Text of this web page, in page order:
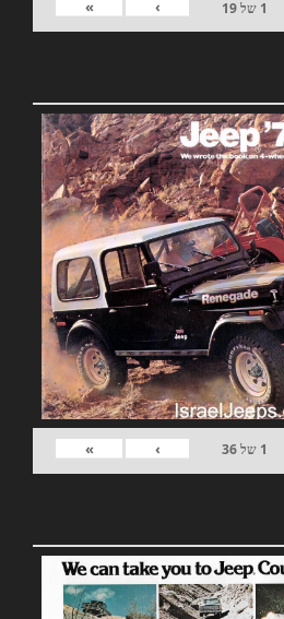
1 של19
›
»
1 של36
›
»